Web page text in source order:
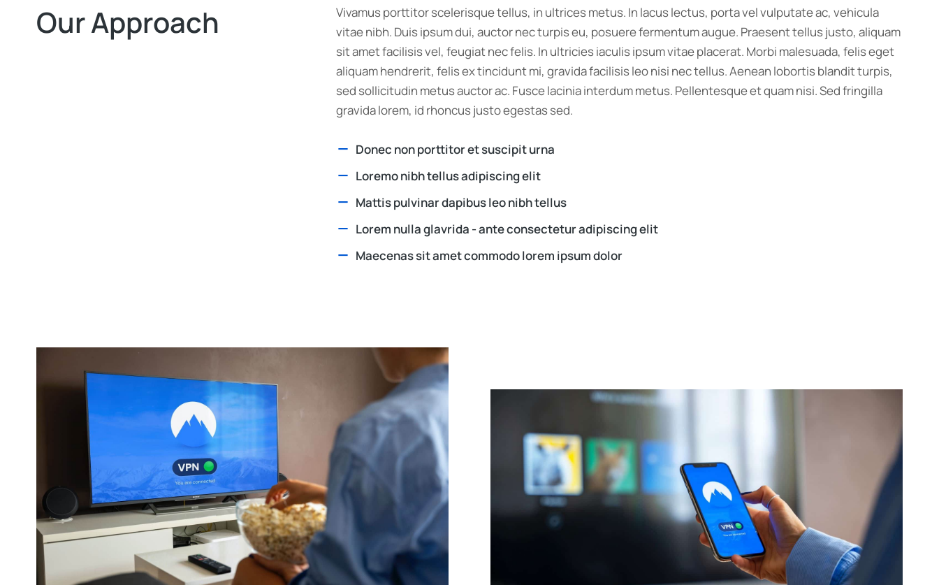
Our Approach
Vivamus porttitor scelerisque tellus, in ultrices metus. In lacus lectus, porta vel vulputate ac, vehicula
vitae nibh. Duis ipsum dui, auctor nec turpis eu, posuere fermentum augue. Praesent tellus justo, aliquam
sit amet facilisis vel, feugiat nec felis. In ultricies iaculis ipsum vitae placerat. Morbi malesuada, felis eget
aliquam hendrerit, felis ex tincidunt mi, gravida facilisis leo nisi nec tellus. Aenean lobortis blandit turpis,
sed sollicitudin metus auctor ac. Fusce lacinia interdum metus. Pellentesque et quam nisi. Sed fringilla
gravida lorem, id rhoncus justo egestas sed.
Donec non porttitor et suscipit urna
Loremo nibh tellus adipiscing elit
Mattis pulvinar dapibus leo nibh tellus
Lorem nulla glavrida - ante consectetur adipiscing elit
Maecenas sit amet commodo lorem ipsum dolor